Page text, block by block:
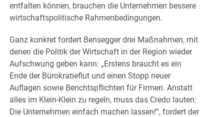
entfalten können, brauchen die Unternehmen bessere
wirtschaftspolitische Rahmenbedingungen.
Ganz konkret fordert Bensegger drei Maßnahmen, mit
denen die Politik der Wirtschaft in der Region wieder
Aufschwung geben kann: „Erstens braucht es ein
Ende der Bürokratieflut und einen Stopp neuer
Auflagen sowie Berichtspflichten für Firmen. Anstatt
alles im Klein-Klein zu regeln, muss das Credo lauten:
Die Unternehmen einfach machen lassen!“, fordert der